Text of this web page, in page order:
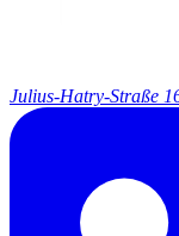
Julius-Hatry-Straße 1